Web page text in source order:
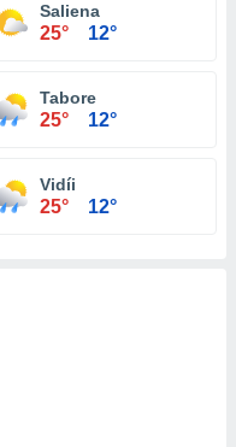
Saliena
25° 12°
Tabore
25° 12°
Vidíi
25° 12°